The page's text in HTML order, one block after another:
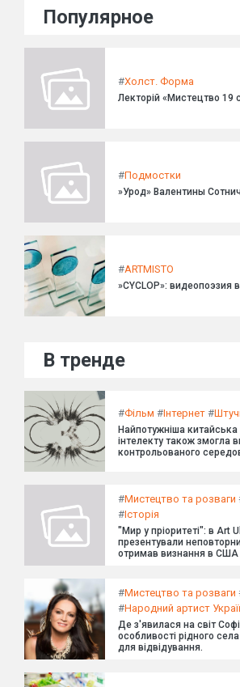
Популярное
#Холст. Форма
Лекторій «Мистецтво 19
#Подмостки
»Урод» Валентины
#ARTMISTO
»CYCLOP»: видеопоэзия
В тренде
#Фільм #Інтернет #
Найпотужніша
інтелекту також змогла
контрольованого
#Мистецтво та розваги
#Історія
"Мир у пріоритеті": в Art
презентували
отримав визнання в США
#Мистецтво та розваги
#Народний артист
Де з'явилася на світ
особливості рідного
для відвідування.